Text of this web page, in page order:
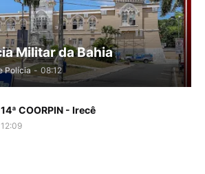
Militar da Bahia
Polícia - 08:12
14ª COORPIN - Irecê
12:09